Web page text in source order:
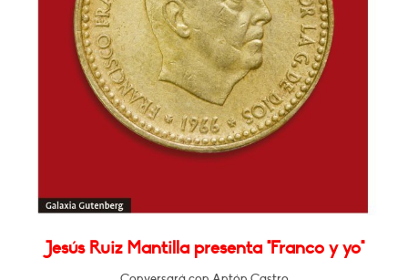
Jesús Ruiz Mantilla presenta "Franco y yo"